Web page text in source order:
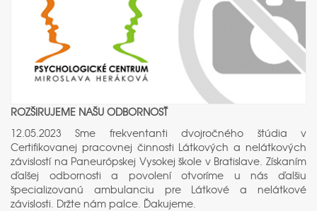
ROZŠIRUJEME NAŠU ODBORNOSŤ
12.05.2023 Sme frekventanti dvojročného štúdia v
Certifikovanej pracovnej činnosti Látkových a nelátkových
závislostí na Paneurópskej Vysokej škole v Bratislave. Získaním
ďalšej odbornosti a povolení otvoríme u nás ďalšiu
špecializovanú ambulanciu pre Látkové a nelátkové
závislosti. Držte nám palce. Ďakujeme.